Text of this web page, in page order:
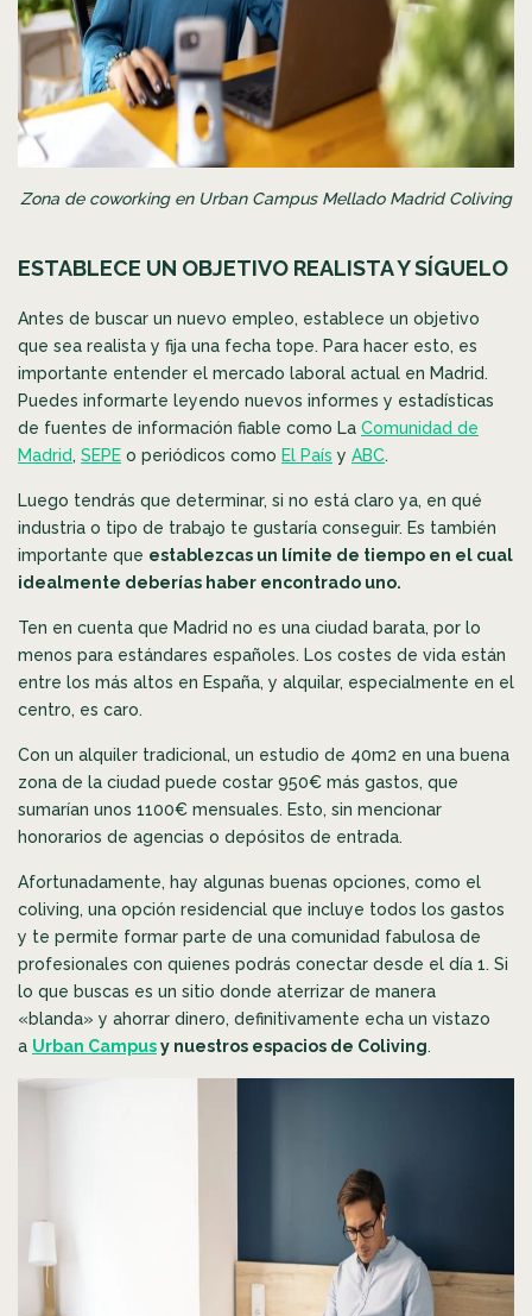
Zona de coworking en Urban Campus Mellado Madrid Coliving
ESTABLECE UN OBJETIVO REALISTA Y SÍGUELO
Antes de buscar un nuevo empleo, establece un objetivo
que sea realista y fija una fecha tope. Para hacer esto, es
importante entender el mercado laboral actual en Madrid.
Puedes informarte leyendo nuevos informes y estadísticas
de fuentes de información fiable como La Comunidad de
Madrid, SEPE o periódicos como El País y ABC.
Luego tendrás que determinar, si no está claro ya, en qué
industria o tipo de trabajo te gustaría conseguir. Es también
importante que establezcas un límite de tiempo en el cual
idealmente deberías haber encontrado uno.
Ten en cuenta que Madrid no es una ciudad barata, por lo
menos para estándares españoles. Los costes de vida están
entre los más altos en España, y alquilar, especialmente en el
centro, es caro.
Con un alquiler tradicional, un estudio de 40m2 en una buena
zona de la ciudad puede costar 950€ más gastos, que
sumarían unos 1100€ mensuales. Esto, sin mencionar
honorarios de agencias o depósitos de entrada.
Afortunadamente, hay algunas buenas opciones, como el
coliving, una opción residencial que incluye todos los gastos
y te permite formar parte de una comunidad fabulosa de
profesionales con quienes podrás conectar desde el día 1. Si
lo que buscas es un sitio donde aterrizar de manera
«blanda» y ahorrar dinero, definitivamente echa un vistazo
a Urban Campusy nuestros espacios de Coliving.